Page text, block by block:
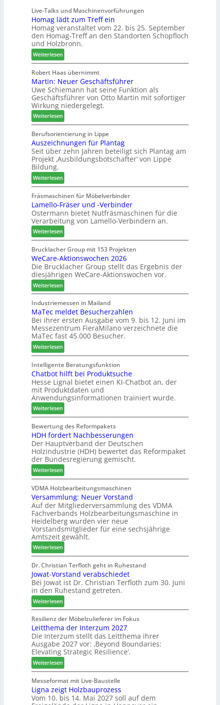
l
l
e
n
a
u
e
f
ü
r
W
e
m
h
ö
n
e
r
c
h
e
n
s
t
a
u
r
a
u
m
-
S
o
r
t
i
m
e
n
t
Live-Talks und Maschinenvorführungen
Homag lädt zum Treff ein
Homag veranstaltet vom 22. bis 25. September
den Homag-Treff an den Standorten Schopfloch
und Holzbronn.
Weiterlesen:
H
o
m
a
g
l
ä
d
t
z
u
m
r
e
f
f
e
i
n
Robert Haas übernimmt
Martin: Neuer Geschäftsführer
Uwe Schiemann hat seine Funktion als
Geschäftsführer von Otto Martin mit sofortiger
Wirkung niedergelegt.
Weiterlesen:
M
a
r
t
i
:
N
e
u
e
r
G
e
s
c
h
ä
t
s
f
ü
h
r
r
Berufsorientierung in Lippe
Auszeichnungen für Plantag
Seit über zehn Jahren beteiligt sich Plantag am
Projekt ‚Ausbildungsbotschafter‘ von Lippe
Bildung.
Weiterlesen:
A
u
s
z
e
c
h
n
u
n
e
n
f
ü
r
P
a
n
t
a
g
Fräsmaschinen für Möbelverbinder
Lamello-Fräser und -Verbinder
Ostermann bietet Nutfräsmaschinen für die
Verarbeitung von Lamello-Verbindern an.
Weiterlesen:
L
a
m
e
l
o
-
F
r
ä
s
e
r
u
n
d
-
V
e
r
b
i
n
d
e
r
Brucklacher Group mit 153 Projekten
WeCare-Aktionswochen 2026
Die Brucklacher Group stellt das Ergebnis der
diesjährigen WeCare-Aktionswochen vor.
Weiterlesen:
W
e
C
a
r
e
-
A
k
t
i
o
n
s
w
o
c
h
e
n
2
0
2
6
Industriemessen in Mailand
MaTec meldet Besucherzahlen
Bei ihrer ersten Ausgabe vom 9. bis 12. Juni im
Messezentrum FieraMilano verzeichnete die
MaTec fast 45.000 Besucher.
Weiterlesen:
M
a
T
e
c
m
e
l
d
e
t
B
e
s
u
c
h
e
r
z
a
h
l
e
n
Intelligente Beratungsfunktion
Chatbot hilft bei Produktsuche
Hesse Lignal bietet einen KI-Chatbot an, der
mit Produktdaten und
Anwendungsinformationen trainiert wurde.
Weiterlesen:
C
h
a
t
b
o
t
h
i
l
f
t
b
e
i
P
r
o
d
u
k
t
s
u
c
h
e
Bewertung des Reformpakets
HDH fordert Nachbesserungen
Der Hauptverband der Deutschen
Holzindustrie (HDH) bewertet das Reformpaket
der Bundesregierung gemischt.
Weiterlesen:
H
D
H
f
o
r
d
e
r
t
N
a
c
h
b
e
s
s
e
r
u
n
g
e
n
VDMA Holzbearbeitungsmaschinen
Versammlung: Neuer Vorstand
Auf der Mitgliederversammlung des VDMA
Fachverbands Holzbearbeitungsmaschine in
Heidelberg wurden vier neue
Vorstandsmitglieder für eine sechsjährige
Amtszeit gewählt.
Weiterlesen:
V
e
r
s
a
m
l
u
n
g
:
N
e
u
e
r
Dr. Christian Terfloth geht in Ruhestand
Jowat-Vorstand verabschiedet
Bei Jowat ist Dr. Christian Terfloth zum 30. Juni
in den Ruhestand getreten.
Weiterlesen:
J
o
w
a
t
-
V
o
r
s
t
Resilienz der Möbelzulieferer im Fokus
Leitthema der Interzum 2027
Die Interzum stellt das Leitthema ihrer
Ausgabe 2027 vor: ‚Beyond Boundaries:
Elevating Strategic Resilience‘.
Weiterlesen:
L
e
i
t
Messeformat mit Live-Baustelle
Ligna zeigt Holzbauprozess
Vom 10. bis 14. Mai 2027 soll auf dem